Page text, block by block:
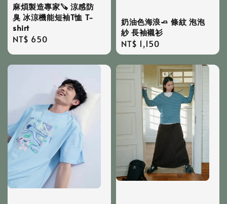
麻煩製造專家🪚 涼感防
臭 冰涼機能短袖T恤 T-
shirt
Regular
NT$ 650
奶油色海浪🧈 條紋 泡泡
紗 長袖襯衫
Regular
price
NT$ 1,150